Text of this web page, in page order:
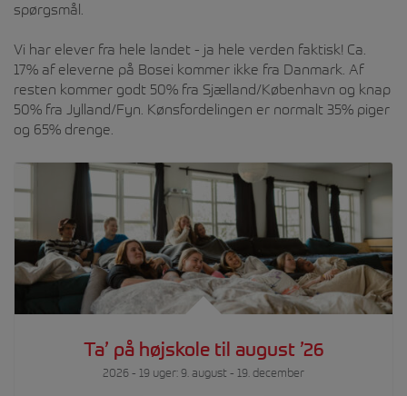
spørgsmål.
Vi har elever fra hele landet - ja hele verden faktisk! Ca.
17% af eleverne på Bosei kommer ikke fra Danmark. Af
resten kommer godt 50% fra Sjælland/København og knap
50% fra Jylland/Fyn. Kønsfordelingen er normalt 35% piger
og 65% drenge.
Ta’ på højskole til august ’26
2026 - 19 uger: 9. august - 19. december